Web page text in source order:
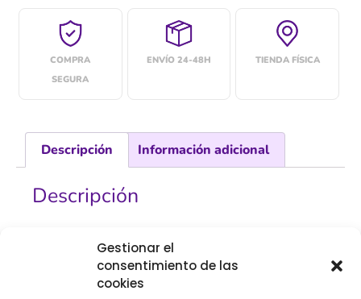
Gestionar el
consentimiento de las
cookies
COMPRA
SEGURA
ENVÍO 24-48H TIENDA FÍSICA
Descripción Información adicional
Descripción